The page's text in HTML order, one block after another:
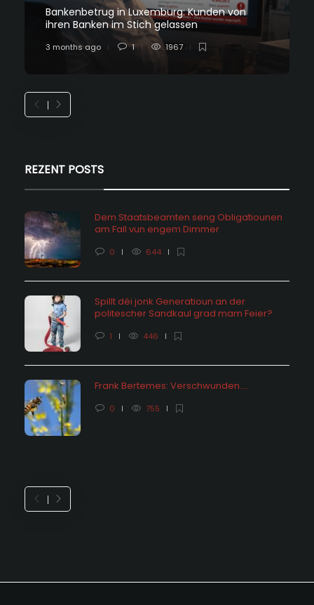
Bankenbetrug in Luxemburg: Kunden von
ihren Banken im Stich gelassen
3 months ago 1 1967
REZENT POSTS
Dem Staatsbeamten seng Obligatiounen
am Fall vun engem Dimmer
0 644
Spillt déi jonk Generatioun an der
politescher Sandkaul grad mam Feier?
1 446
Frank Bertemes: Verschwunden….
0 755